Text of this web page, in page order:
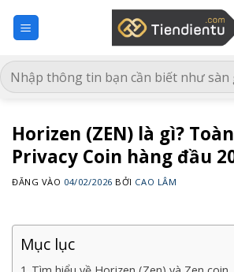
qua
dung
Horizen (ZEN) là gì?
Privacy Coin hàng đầu
ĐĂNG VÀO 04/02/2026 BỞI CAO LÂM
Mục lục